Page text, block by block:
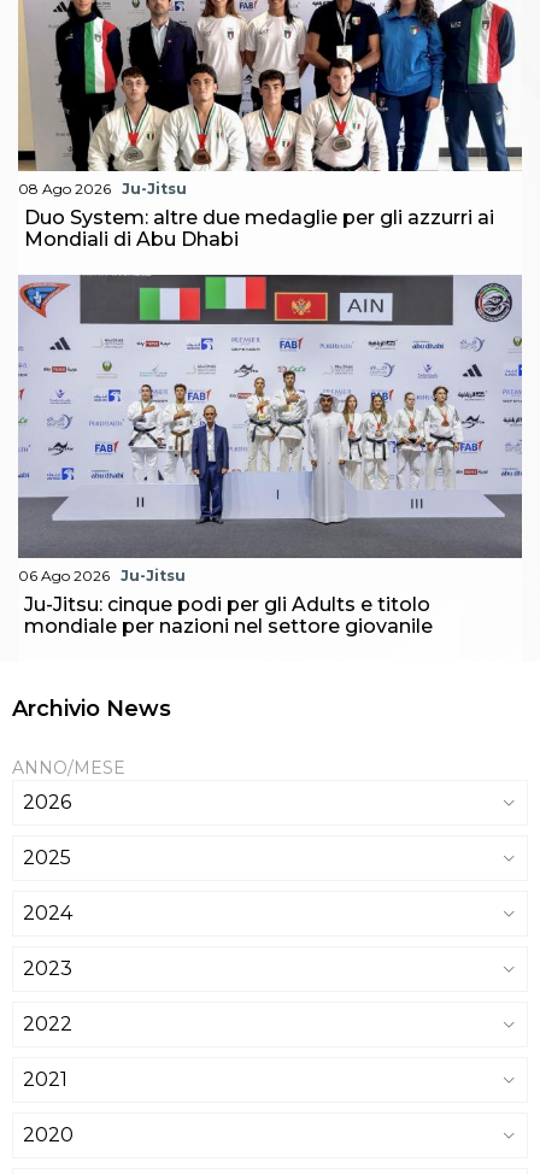
08 Ago 2026 Ju-Jitsu
Duo System: altre due medaglie per gli azzurri ai
Mondiali di Abu Dhabi
06 Ago 2026 Ju-Jitsu
Ju-Jitsu: cinque podi per gli Adults e titolo
mondiale per nazioni nel settore giovanile
Archivio News
ANNO/MESE
2026
2025
2024
2023
2022
2021
2020